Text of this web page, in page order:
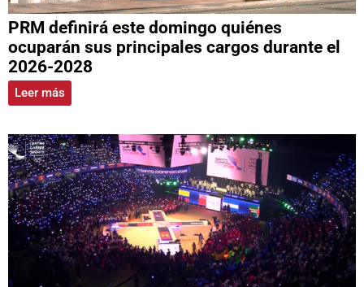
PRM definirá este domingo quiénes
ocuparán sus principales cargos durante el
2026-2028
Leer más